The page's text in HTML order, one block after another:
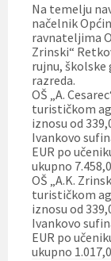
Na temelju
načelnik
ravnateljima
Zrinski“
rujnu, školske
razreda.
OŠ „A.
turističkom
iznosu od
Ivankovo
EUR po
ukupno
OŠ „A.K.
turističkom
iznosu od
Ivankovo
EUR po
ukupno